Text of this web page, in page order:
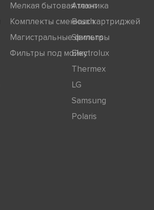
Мелкая бытовая техника
Комплекты сменных картриджей
Магистральные фильтры
Фильтры под мойку
Атлант
Bosch
Siemens
Electrolux
Thermex
LG
Samsung
Polaris